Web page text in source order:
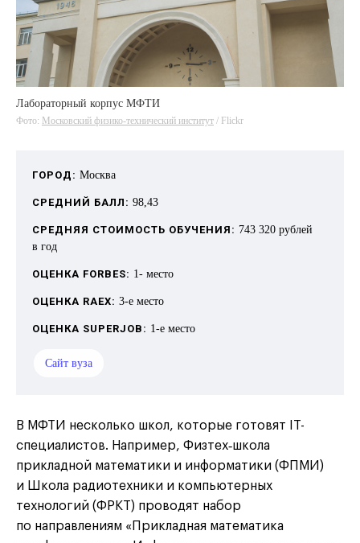
Лабораторный корпус МФТИ
Фото: Московский физико‑технический институт / Flickr
ГОРОД: Москва
СРЕДНИЙ БАЛЛ: 98,43
СРЕДНЯЯ СТОИМОСТЬ ОБУЧЕНИЯ: 743 320 рублей
в год
ОЦЕНКА FORBES: 1- место
ОЦЕНКА RAEX: 3-е место
ОЦЕНКА SUPERJOB: 1-е место
Сайт вуза
В МФТИ несколько школ, которые готовят IT-
специалистов. Например, Физтех‑школа
прикладной математики и информатики (ФПМИ)
и Школа радиотехники и компьютерных
технологий (ФРКТ) проводят набор
по направлениям «Прикладная математика